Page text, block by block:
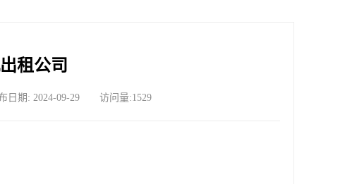
租公司
日期: 2024-09-29 访问量:1529